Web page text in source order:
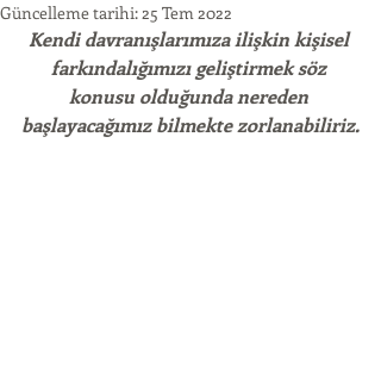
Güncelleme tarihi:25 Tem 2022
Kendi davranışlarımıza ilişkin kişisel
farkındalığımızı geliştirmek söz
konusu olduğunda nereden
başlayacağımız bilmekte zorlanabiliriz.